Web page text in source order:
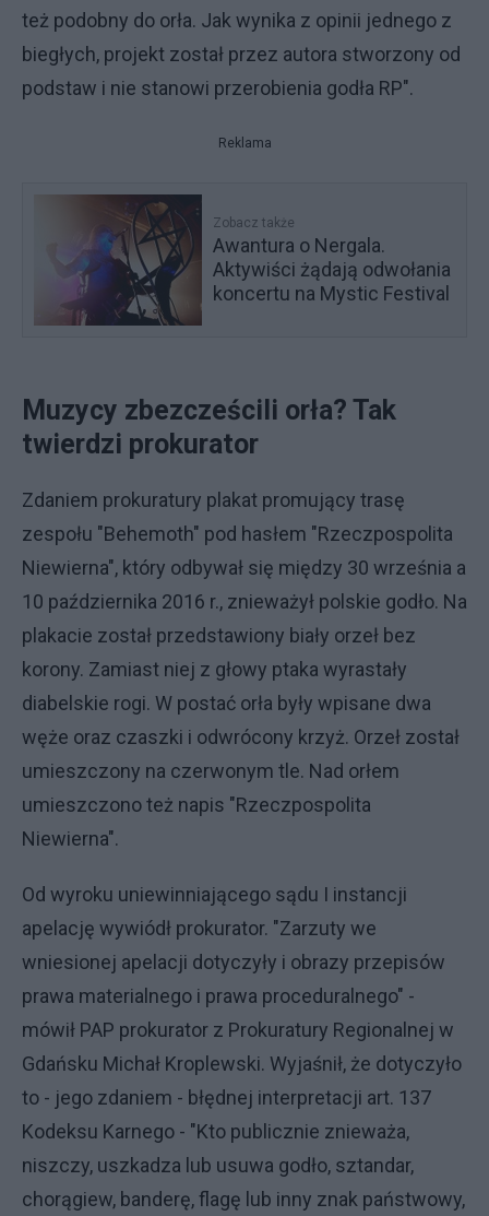
też podobny do orła. Jak wynika z opinii jednego z
biegłych, projekt został przez autora stworzony od
podstaw i nie stanowi przerobienia godła RP".
Reklama
Zobacz także
Awantura o Nergala.
Aktywiści żądają odwołania
koncertu na Mystic Festival
Muzycy zbezcześcili orła? Tak
twierdzi prokurator
Zdaniem prokuratury plakat promujący trasę
zespołu "Behemoth" pod hasłem "Rzeczpospolita
Niewierna", który odbywał się między 30 września a
10 października 2016 r., znieważył polskie godło. Na
plakacie został przedstawiony biały orzeł bez
korony. Zamiast niej z głowy ptaka wyrastały
diabelskie rogi. W postać orła były wpisane dwa
węże oraz czaszki i odwrócony krzyż. Orzeł został
umieszczony na czerwonym tle. Nad orłem
umieszczono też napis "Rzeczpospolita
Niewierna".
Od wyroku uniewinniającego sądu I instancji
apelację wywiódł prokurator. "Zarzuty we
wniesionej apelacji dotyczyły i obrazy przepisów
prawa materialnego i prawa proceduralnego" -
mówił PAP prokurator z Prokuratury Regionalnej w
Gdańsku Michał Kroplewski. Wyjaśnił, że dotyczyło
to - jego zdaniem - błędnej interpretacji art. 137
Kodeksu Karnego - "Kto publicznie znieważa,
niszczy, uszkadza lub usuwa godło, sztandar,
chorągiew, banderę, flagę lub inny znak państwowy,